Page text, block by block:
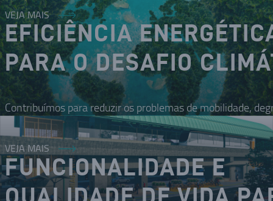
VEJA MAIS
EFICIÊNCIA
PARA O DESAFIO
Contribuímos para reduzir os problemas de mobilidade,
VEJA MAIS
FUNCIONALIDADE E